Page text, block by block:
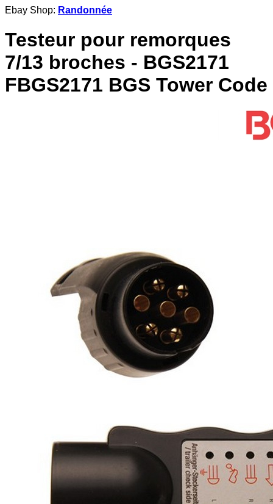
Ebay Shop: Randonnée
Testeur pour remorques
7/13 broches - BGS2171
FBGS2171 BGS Tower Code